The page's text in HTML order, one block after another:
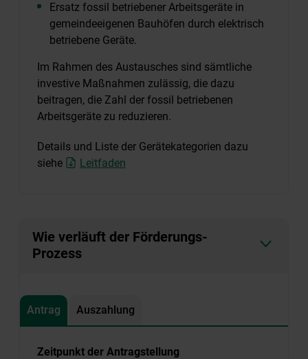
Ersatz fossil betriebener Arbeitsgeräte in
gemeindeeigenen Bauhöfen durch elektrisch
betriebene Geräte.
Im Rahmen des Austausches sind sämtliche
investive Maßnahmen zulässig, die dazu
beitragen, die Zahl der fossil betriebenen
Arbeitsgeräte zu reduzieren.
Details und Liste der Gerätekategorien dazu
siehe
Leitfaden
Wie verläuft der Förderungs-
Prozess
Antrag Auszahlung
Zeitpunkt der Antragstellung